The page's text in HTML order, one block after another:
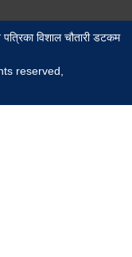
पत्रिका विशाल चौतारी डटकम
reserved,